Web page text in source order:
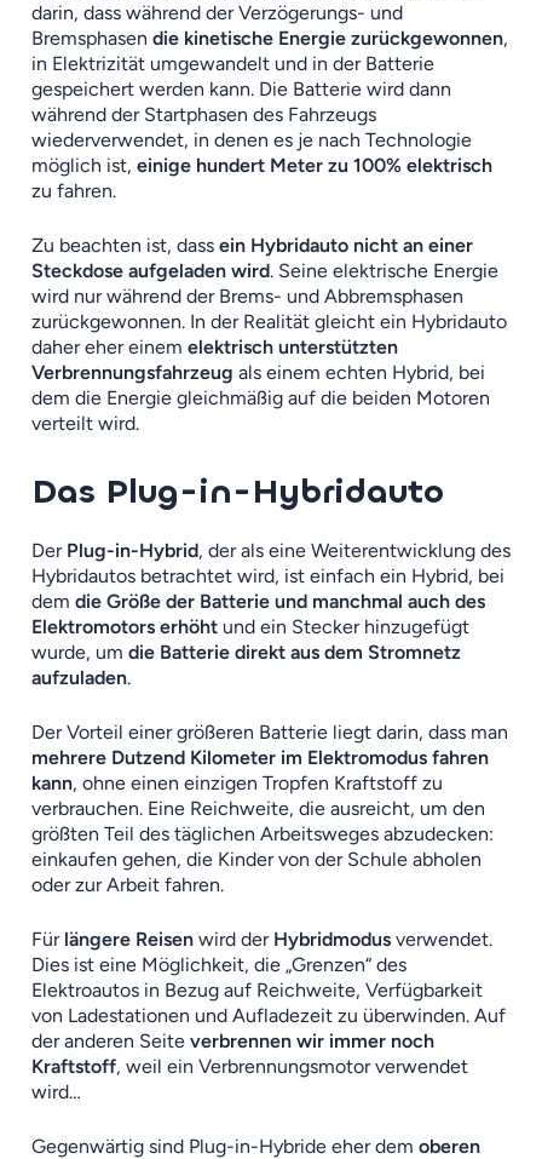
darin, dass während der Verzögerungs- und
Bremsphasen die kinetische Energie zurückgewonnen,
in Elektrizität umgewandelt und in der Batterie
gespeichert werden kann. Die Batterie wird dann
während der Startphasen des Fahrzeugs
wiederverwendet, in denen es je nach Technologie
möglich ist, einige hundert Meter zu 100% elektrisch
zu fahren.
Zu beachten ist, dass ein Hybridauto nicht an einer
Steckdose aufgeladen wird. Seine elektrische Energie
wird nur während der Brems- und Abbremsphasen
zurückgewonnen. In der Realität gleicht ein Hybridauto
daher eher einem elektrisch unterstützten
Verbrennungsfahrzeug als einem echten Hybrid, bei
dem die Energie gleichmäßig auf die beiden Motoren
verteilt wird.
Das Plug-in-Hybridauto
Der Plug-in-Hybrid, der als eine Weiterentwicklung des
Hybridautos betrachtet wird, ist einfach ein Hybrid, bei
dem die Größe der Batterie und manchmal auch des
Elektromotors erhöht und ein Stecker hinzugefügt
wurde, um die Batterie direkt aus dem Stromnetz
aufzuladen.
Der Vorteil einer größeren Batterie liegt darin, dass man
mehrere Dutzend Kilometer im Elektromodus fahren
kann, ohne einen einzigen Tropfen Kraftstoff zu
verbrauchen. Eine Reichweite, die ausreicht, um den
größten Teil des täglichen Arbeitsweges abzudecken:
einkaufen gehen, die Kinder von der Schule abholen
oder zur Arbeit fahren.
Für längere Reisen wird der Hybridmodus verwendet.
Dies ist eine Möglichkeit, die „Grenzen“ des
Elektroautos in Bezug auf Reichweite, Verfügbarkeit
von Ladestationen und Aufladezeit zu überwinden. Auf
der anderen Seite verbrennen wir immer noch
Kraftstoff, weil ein Verbrennungsmotor verwendet
wird…
Gegenwärtig sind Plug-in-Hybride eher dem oberen